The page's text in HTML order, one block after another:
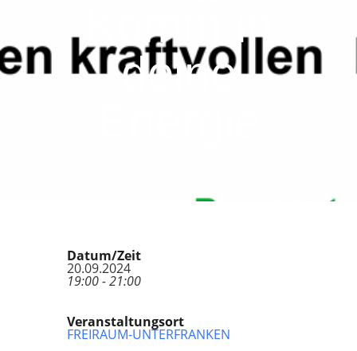
Komm in
deine
Datum/Zeit
20.09.2024
19:00 - 21:00
Veranstaltungsort
FREIRAUM-UNTERFRANKEN